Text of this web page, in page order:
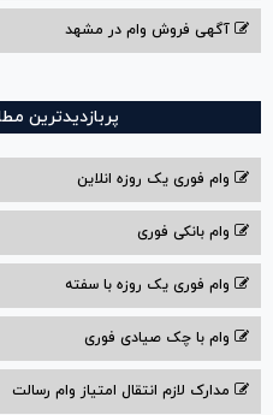
آگهی فروش وام در مشهد
پربازدیدترین
وام فوری یک روزه انلاین
وام بانکی فوری
وام فوری یک روزه با سفته
وام با‌ چک صیادی‌ فوری
مدارک لازم انتقال امتیاز وام رسالت